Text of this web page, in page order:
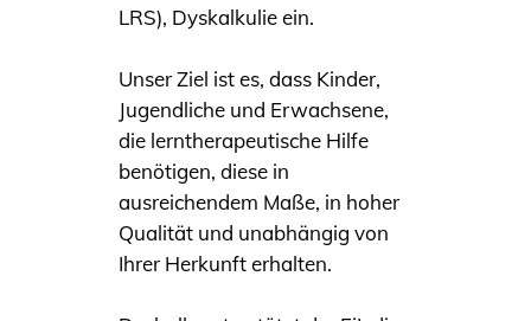
LRS), Dyskalkulie ein.
Unser Ziel ist es, dass Kinder,
Jugendliche und Erwachsene,
die lerntherapeutische Hilfe
benötigen, diese in
ausreichendem Maße, in hoher
Qualität und unabhängig von
Ihrer Herkunft erhalten.